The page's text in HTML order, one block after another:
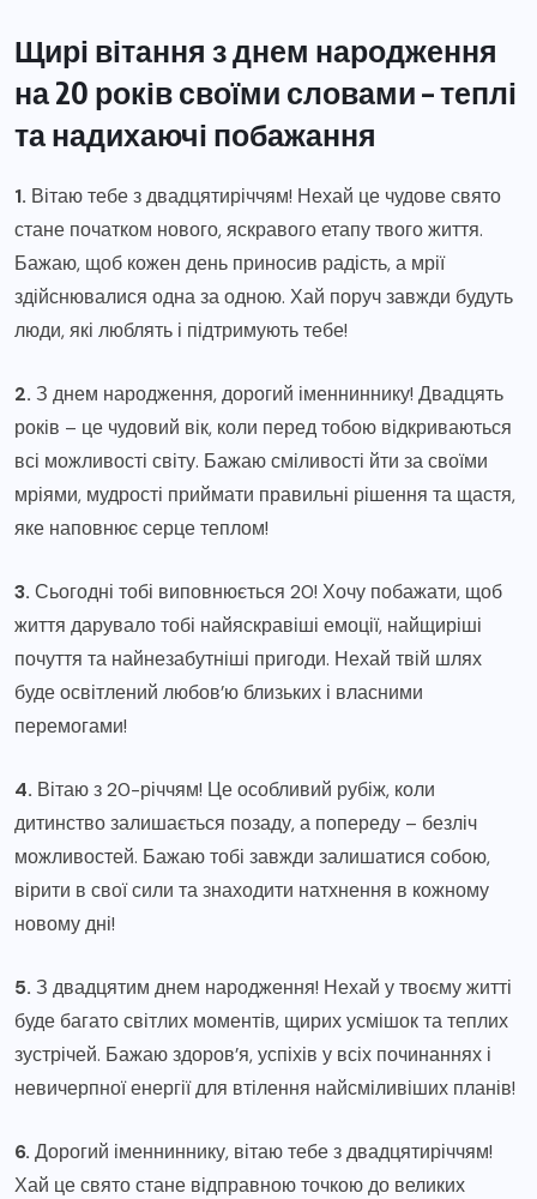
Щирі вітання з днем народження
на 20 років своїми словами – теплі
та надихаючі побажання
1. Вітаю тебе з двадцятиріччям! Нехай це чудове свято
стане початком нового, яскравого етапу твого життя.
Бажаю, щоб кожен день приносив радість, а мрії
здійснювалися одна за одною. Хай поруч завжди будуть
люди, які люблять і підтримують тебе!
2. З днем народження, дорогий іменниннику! Двадцять
років – це чудовий вік, коли перед тобою відкриваються
всі можливості світу. Бажаю сміливості йти за своїми
мріями, мудрості приймати правильні рішення та щастя,
яке наповнює серце теплом!
3. Сьогодні тобі виповнюється 20! Хочу побажати, щоб
життя дарувало тобі найяскравіші емоції, найщиріші
почуття та найнезабутніші пригоди. Нехай твій шлях
буде освітлений любов’ю близьких і власними
перемогами!
4. Вітаю з 20-річчям! Це особливий рубіж, коли
дитинство залишається позаду, а попереду – безліч
можливостей. Бажаю тобі завжди залишатися собою,
вірити в свої сили та знаходити натхнення в кожному
новому дні!
5. З двадцятим днем народження! Нехай у твоєму житті
буде багато світлих моментів, щирих усмішок та теплих
зустрічей. Бажаю здоров’я, успіхів у всіх починаннях і
невичерпної енергії для втілення найсміливіших планів!
6. Дорогий іменниннику, вітаю тебе з двадцятиріччям!
Хай це свято стане відправною точкою до великих